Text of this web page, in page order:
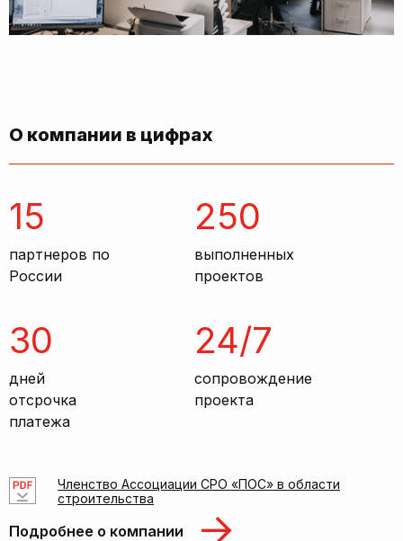
О компании в цифрах
15
партнеров по
России
250
выполненных
проектов
30
дней
отсрочка
платежа
24/7
сопровождение
проекта
Членство Ассоциации СРО «ПОС» в области
строительства
Подробнее о компании